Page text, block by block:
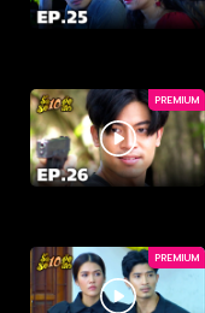
PREMIUM
PREMIUM